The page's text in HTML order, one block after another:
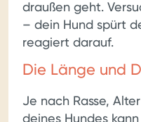
draußen geht.
– dein Hund spürt
reagiert darauf.
Die Länge und
Je nach Rasse,
deines Hundes